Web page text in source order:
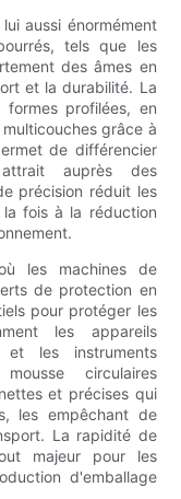
aussi énormément
tels que les
des âmes en
et la durabilité. La
profilées, en
grâce à
de différencier
auprès des
précision réduit les
fois à la réduction
les machines de
de protection en
pour protéger les
les appareils
et les instruments
circulaires
et précises qui
les empêchant de
La rapidité de
majeur pour les
d'emballage